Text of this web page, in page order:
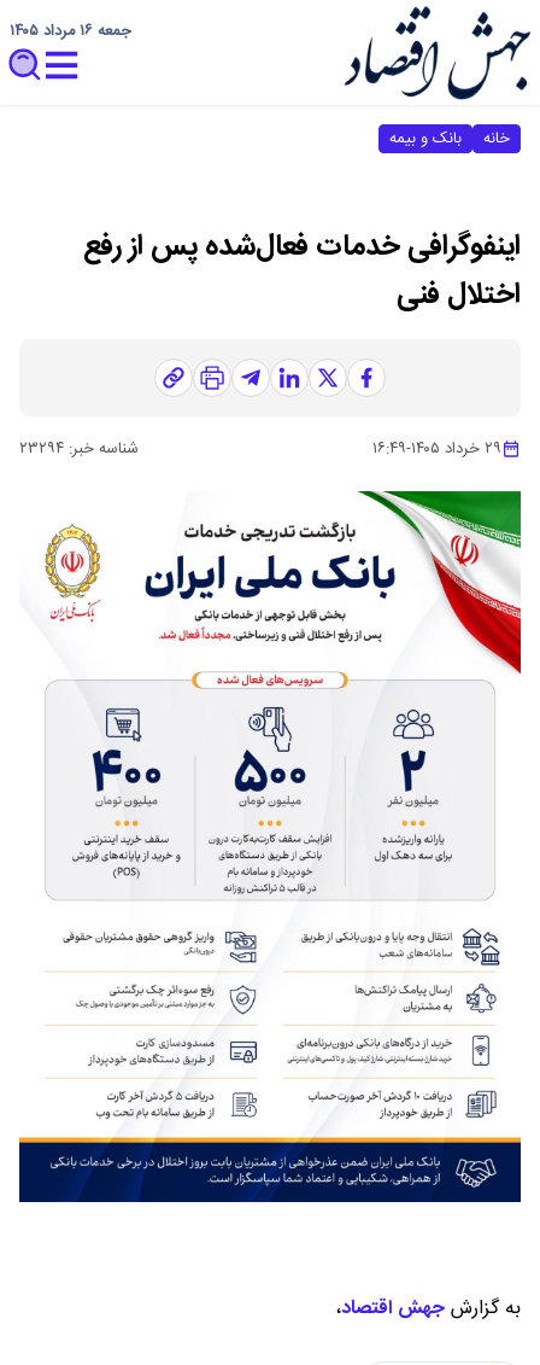
جمعه ۱۶ مرداد ۱۴۰۵
خانه بانک و بیمه
اینفوگرافی خدمات فعال‌شده پس از رفع
اختلال فنی
۲۹ خرداد ۱۴۰۵ -۱۶:۴۹ شناسه خبر: ۲۳۲۹۴
به گزارشجهش اقتصاد،